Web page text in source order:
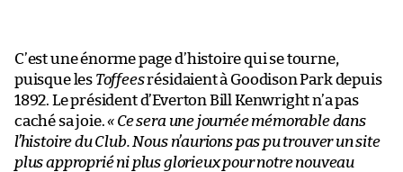
C’est une énorme page d’histoire qui se tourne,
puisque les Toffeesrésidaient à Goodison Park depuis
1892. Le président d’Everton Bill Kenwright n’a pas
caché sa joie.« Ce sera une journée mémorable dans
l’histoire du Club. Nous n’aurions pas pu trouver un site
plus approprié ni plus glorieux pour notre nouveau